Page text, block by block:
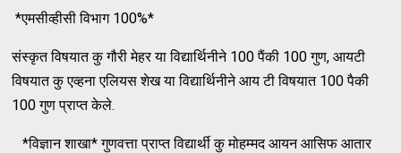
*एमसीव्हीसी विभाग 100%*
संस्कृत विषयात कु गौरी मेहर या विद्यार्थिनीने 100 पैंकी 100 गुण, आयटी
विषयात कु एव्हना एलियस शेख या विद्यार्थिनीने आय टी विषयात 100 पैकी
100 गुण प्राप्त केले.
*विज्ञान शाखा* गुणवत्ता प्राप्त विद्यार्थी कु मोहम्मद आयन आसिफ आतार